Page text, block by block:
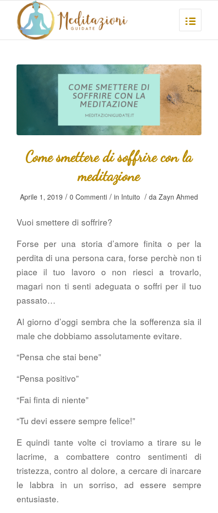
Come smettere di soffrire con la
meditazione
Aprile 1, 2019 / 0 Commenti / in Intuito / da Zayn Ahmed
Vuoi smettere di soffrire?
Forse per una storia d’amore finita o per la
perdita di una persona cara, forse perchè non ti
piace il tuo lavoro o non riesci a trovarlo,
magari non ti senti adeguata o soffri per il tuo
passato…
Al giorno d’oggi sembra che la sofferenza sia il
male che dobbiamo assolutamente evitare.
“Pensa che stai bene”
“Pensa positivo”
“Fai finta di niente”
“Tu devi essere sempre felice!”
E quindi tante volte ci troviamo a tirare su le
lacrime, a combattere contro sentimenti di
tristezza, contro al dolore, a cercare di inarcare
le labbra in un sorriso, ad essere sempre
entusiaste.